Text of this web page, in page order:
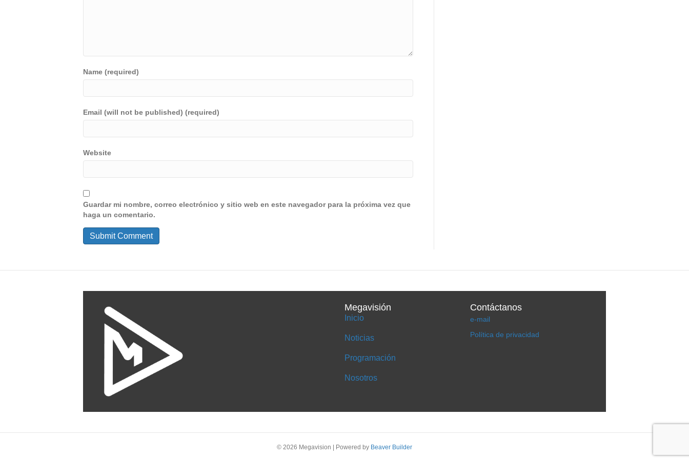
Name (required)
Email (will not be published) (required)
Website
Guardar mi nombre, correo electrónico y sitio web en este navegador para la próxima vez que
haga un comentario.
Megavisión
Inicio
Noticias
Programación
Nosotros
Contáctanos
e-mail
Política de privacidad
© 2026 Megavision | Powered by Beaver Builder